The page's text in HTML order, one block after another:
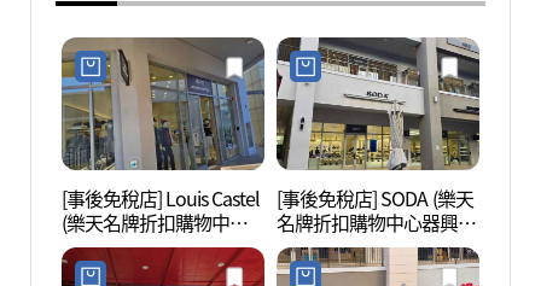
[事後免稅店] Louis Castel
(樂天名牌折扣購物中心
器興店)(루이까스텔 롯데
프리미엄아울렛 김해점)
[事後免稅店] SODA (樂天
名牌折扣購物中心器興
店)(소다 롯데프리미엄아
울렛 김해점)